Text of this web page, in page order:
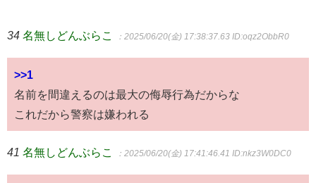
34 名無しどんぶらこ ：2025/06/20(金) 17:38:37.63 ID:oqz2ObbR0
>>1
名前を間違えるのは最大の侮辱行為だからな
これだから警察は嫌われる
41 名無しどんぶらこ ：2025/06/20(金) 17:41:46.41 ID:nkz3W0DC0